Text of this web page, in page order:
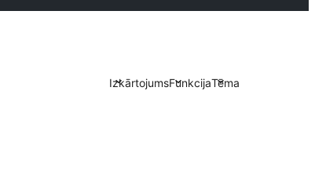
IzkārtojumsFunkcijaTēma